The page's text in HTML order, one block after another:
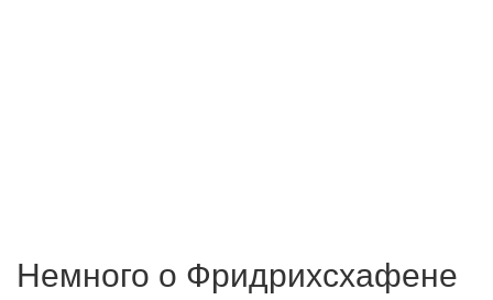
Немного о Фридрихсхафене